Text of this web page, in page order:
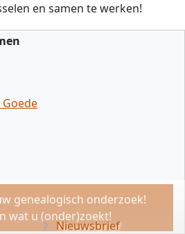
en samen te werken!
genealogisch onderzoek!
wat u (onder)zoekt!
Nieuwsbrief